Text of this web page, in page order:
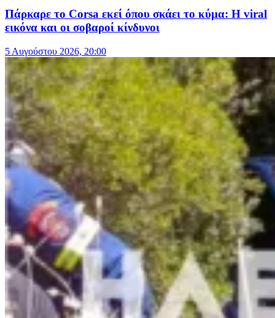
Πάρκαρε το Corsa εκεί όπου σκάει το κύμα: Η viral
εικόνα και οι σοβαροί κίνδυνοι
5 Αυγούστου 2026, 20:00